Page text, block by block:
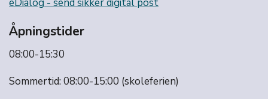
Åpningstider
08:00-15:30
Sommertid: 08:00-15:00 (skoleferien)